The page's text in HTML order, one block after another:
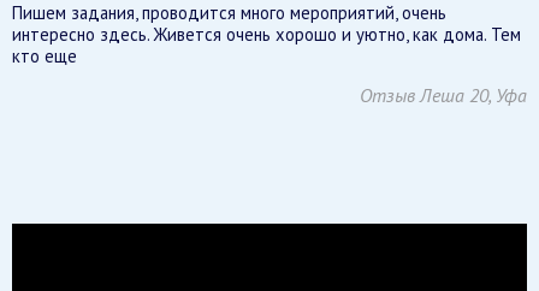
Пишем задания, проводится много мероприятий, очень
интересно здесь. Живется очень хорошо и уютно, как дома. Тем
кто еще
Отзыв Леша 20, Уфа